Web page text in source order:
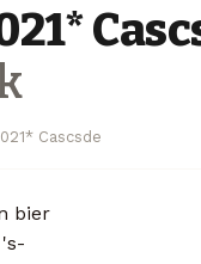
Cascsde
bier